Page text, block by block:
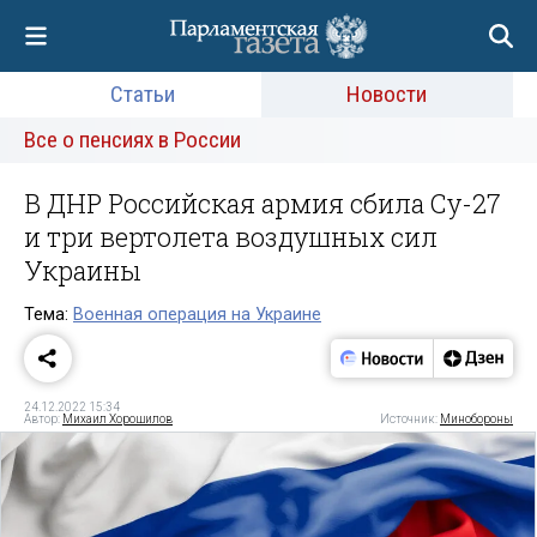
Статьи
Новости
Все о пенсиях в России
В ДНР Российская армия сбила Су-27
и три вертолета воздушных сил
Украины
Тема: Военная операция на Украине
24.12.2022 15:34
Автор: Михаил Хорошилов Источник: Минобороны